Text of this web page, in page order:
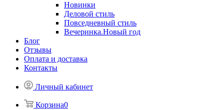
Новинки
Деловой стиль
Повседневный стиль
Вечеринка.Новый год
Блог
Отзывы
Оплата и доставка
Контакты
Личный кабинет
Корзина0